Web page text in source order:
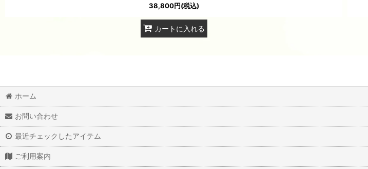
38,800円(税込)
カートに入れる
ホーム
お問い合わせ
最近チェックしたアイテム
ご利用案内